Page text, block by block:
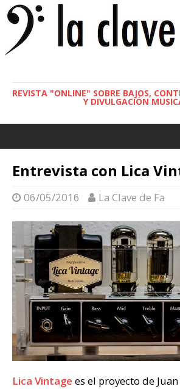
REVISTA "ONLINE" SOBRE BAJOS,
Y DIVULGACIÓN
Entrevista con Lica
06/05/2016 La Clave de Fa
Lica Vintage es el proyecto de